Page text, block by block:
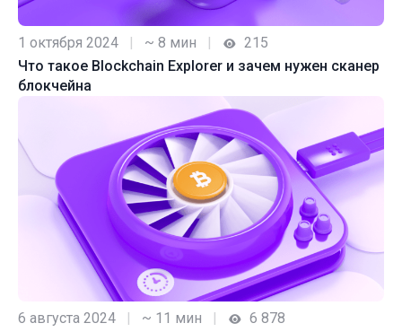
1 октября 2024 | ~ 8 мин |
215
Что такое Blockchain Explorer и зачем нужен сканер
блокчейна
6 августа 2024 | ~ 11 мин |
6 878